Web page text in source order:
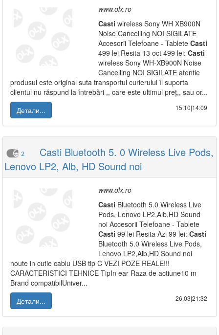
www.olx.ro
Casti wireless Sony WH XB900N
Noise Cancelling NOI SIGILATE
Accesorii Telefoane - Tablete Casti
499 lei Resita 13 oct 499 lei: Casti
wireless Sony WH-XB900N Noise
Cancelling NOI SIGILATE atentie
produsul este original suta transportul curierului îl suporta
clientul nu răspund la întrebări ,, care este ultimul preț,, sau or...
Детали...
15.10|14:09
2
Casti Bluetooth 5. 0 Wireless Live Pods,
Lenovo LP2, Alb, HD Sound noi
www.olx.ro
Casti Bluetooth 5.0 Wireless Live
Pods, Lenovo LP2,Alb,HD Sound
noi Accesorii Telefoane - Tablete
Casti 99 lei Resita Azi 99 lei: Casti
Bluetooth 5.0 Wireless Live Pods,
Lenovo LP2,Alb,HD Sound noi
noute in cutie cablu USB tip C VEZI POZE REALE!!!
CARACTERISTICI TEHNICE TipIn ear Raza de actiune10 m
Brand compatibilUniver...
Детали...
26.03|21:32